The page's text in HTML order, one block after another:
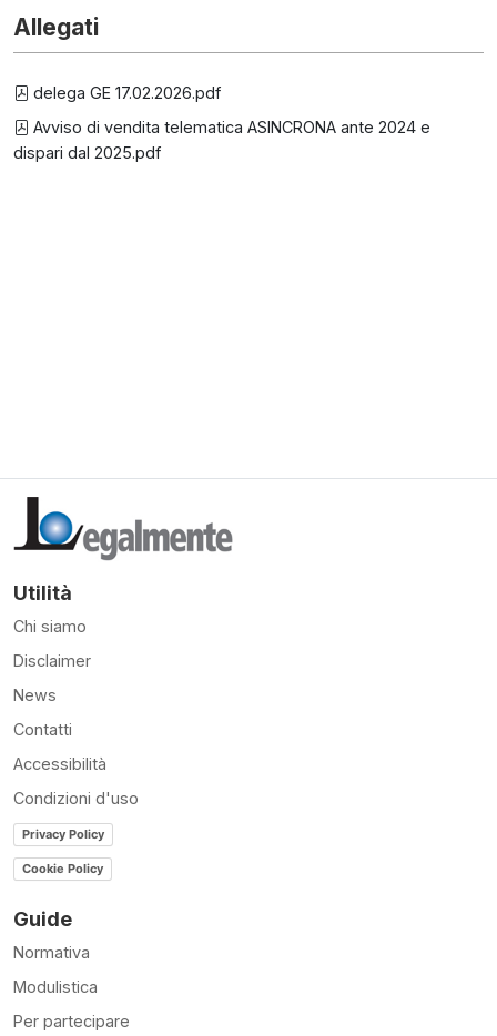
Allegati
delega GE 17.02.2026.pdf
Avviso di vendita telematica ASINCRONA ante 2024 e
dispari dal 2025.pdf
Utilità
Chi siamo
Disclaimer
News
Contatti
Accessibilità
Condizioni d'uso
Privacy Policy
Cookie Policy
Guide
Normativa
Modulistica
Per partecipare